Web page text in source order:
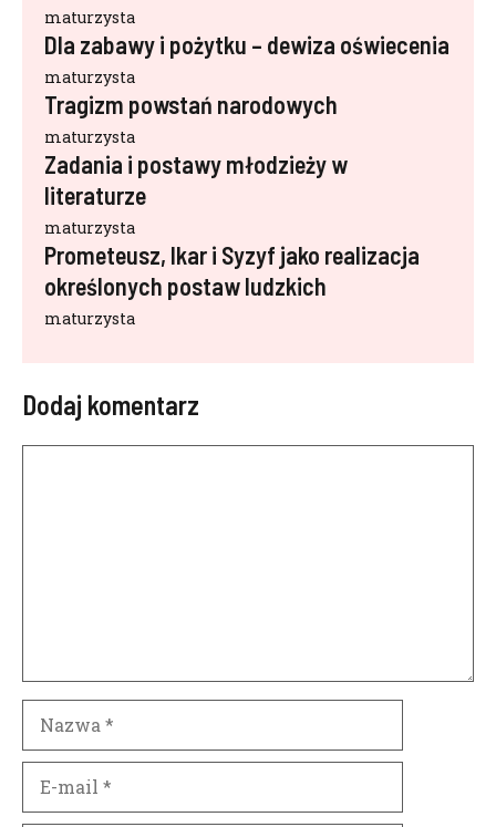
maturzysta
Dla zabawy i pożytku – dewiza oświecenia
maturzysta
Tragizm powstań narodowych
maturzysta
Zadania i postawy młodzieży w
literaturze
maturzysta
Prometeusz, Ikar i Syzyf jako realizacja
określonych postaw ludzkich
maturzysta
Dodaj komentarz
mail